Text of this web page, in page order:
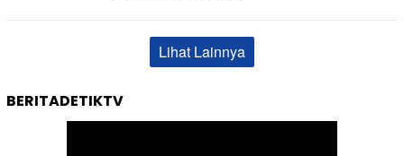
Lihat Lainnya
BERITADETIKTV